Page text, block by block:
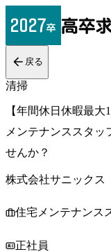
戻る
清掃
【年間休日休暇最
メンテナンススタッ
せんか？
株式会社サニックス
住宅メンテナンス
正社員